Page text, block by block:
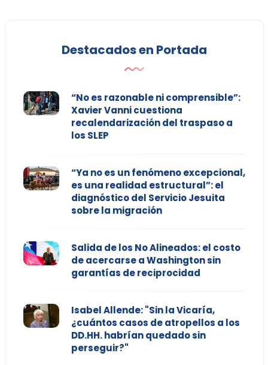
Destacados en Portada
“No es razonable ni comprensible”:
Xavier Vanni cuestiona
recalendarización del traspaso a
los SLEP
“Ya no es un fenómeno excepcional,
es una realidad estructural”: el
diagnóstico del Servicio Jesuita
sobre la migración
Salida de los No Alineados: el costo
de acercarse a Washington sin
garantías de reciprocidad
Isabel Allende: "Sin la Vicaría,
¿cuántos casos de atropellos a los
DD.HH. habrían quedado sin
perseguir?"